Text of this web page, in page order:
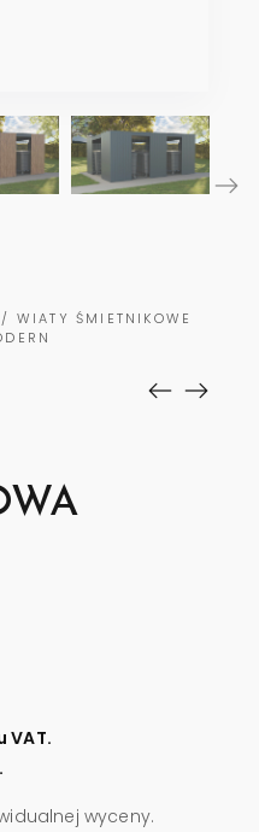
WIATY ŚMIETNIKOWE
VAT.
wyceny.